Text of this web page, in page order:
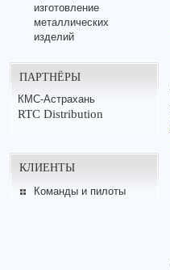
изготовление
металлических
изделий
ПАРТНЁРЫ
КМС-Астрахань
RTC Distribution
КЛИЕНТЫ
Команды и пилоты